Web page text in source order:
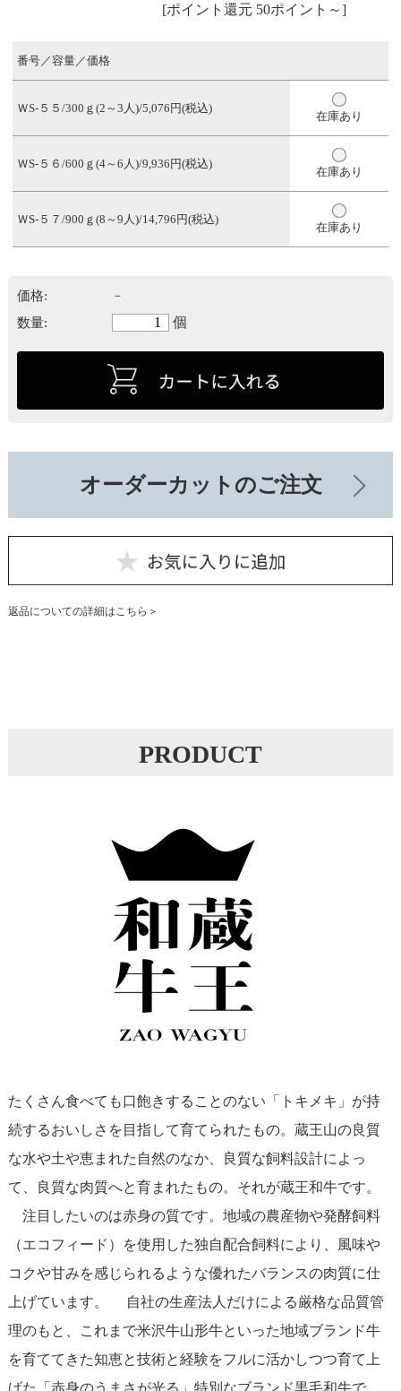
[ポイント還元 50ポイント～]
番号／容量／価格
ＷS-５５/300ｇ(2～3人)/5,076円(税込)
在庫あり
ＷS-５６/600ｇ(4～6人)/9,936円(税込)
在庫あり
ＷS-５７/900ｇ(8～9人)/14,796円(税込)
在庫あり
価格: －
数量: 個
オーダーカットのご注文
返品についての詳細はこちら
PRODUCT
たくさん食べても口飽きすることのない「トキメキ」が持
続するおいしさを目指して育てられたもの。蔵王山の良質
な水や土や恵まれた自然のなか、良質な飼料設計によっ
て、良質な肉質へと育まれたもの。それが蔵王和牛です。
注目したいのは赤身の質です。地域の農産物や発酵飼料
（エコフィード）を使用した独自配合飼料により、風味や
コクや甘みを感じられるような優れたバランスの肉質に仕
上げています。 自社の生産法人だけによる厳格な品質管
理のもと、これまで米沢牛山形牛といった地域ブランド牛
を育ててきた知恵と技術と経験をフルに活かしつつ育て上
げた「赤身のうまさが光る」特別なブランド黒毛和牛で